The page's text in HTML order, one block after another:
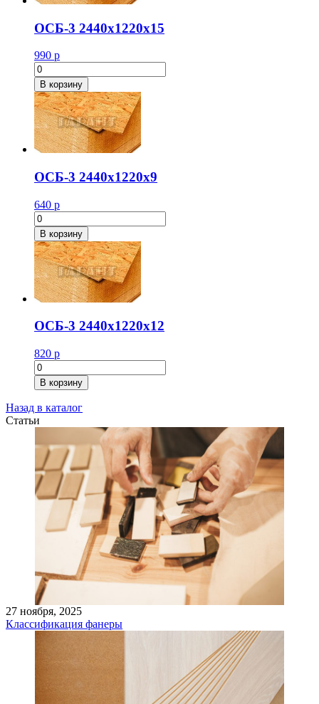
ОСБ-3 2440х1220х15
990 р
Количество
товара
ОСБ-3
2440х1220х15
В корзину
ОСБ-3 2440х1220х9
640 р
Количество
товара
ОСБ-3
2440х1220х9
В корзину
ОСБ-3 2440х1220х12
820 р
Количество
товара
ОСБ-3
2440х1220х12
В корзину
Назад в каталог
Статьи
27 ноября, 2025
Классификация фанеры